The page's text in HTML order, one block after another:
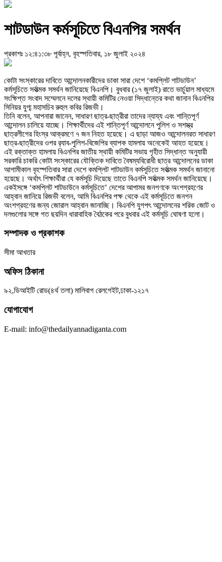
শাটডাউন কর্মসূচিতে বিএনপির সমর্থন
প্রকাশঃ ১২:৪১:৩৮ পূর্বাহ্ন, বৃহস্পতিবার, ১৮ জুলাই ২০২৪
কোটা সংস্কারের দাবিতে আন্দোলনকারীদের ডাকা সারা দেশে ‘কমপ্লিট শাটডাউন’
কর্মসূচিতে সর্বাত্মক সমর্থন জানিয়েছে বিএনপি। বুধবার (১৭ জুলাই) রাতে ভার্চুয়াল মাধ্যমে
সংক্ষিপ্ত সংবাদ সম্মেলনে দলের স্থায়ী কমিটির নেওয়া সিদ্ধান্তের কথা জানান বিএনপির
সিনিয়র যুগ্ম মহাসচিব রুহুল কবির রিজভী।
তিনি বলেন, আপনারা জানেন, সাধারণ ছাত্র-ছাত্রীরা তাদের ন্যায্য এবং শান্তিপূর্ণ
আন্দোলন চালিয়ে যাচ্ছে। শিক্ষার্থীদের এই শান্তিপূর্ণ আন্দোলনে পুলিশ ও সশস্ত্র
ছাত্রলীগের হিংস্র আক্রমণে ৭ জন নিহত হয়েছে। এ ছাড়া আজও আন্দোলনরত সাধারণ
ছাত্র-ছাত্রীদের ওপর র‌্যাব-পুলিশ-বিজেপির ব্যাপক হামলায় অনেকেই আহত হয়েছে।
এই রক্তাক্ত হামলায় বিএনপির জাতীয় স্থায়ী কমিটির সভায় গৃহীত সিদ্ধান্ত অনুযায়ী
সরকারি চাকরি কোটা সংস্কারের যৌক্তিক দাবিতে বৈষম্যবিরোধী ছাত্র আন্দোলনের ডাকা
আগামীকাল বৃহস্পতিবার সারা দেশে কমপ্লিট শাটডাউন কর্মসূচিতে সর্বাত্মক সমর্থন জানানো
হয়েছে। অর্থাৎ শিক্ষার্থীরা যে কর্মসূচি দিয়েছে তাতে বিএনপি সর্বাত্মক সমর্থন জানিয়েছে।
একইসঙ্গে ‘কমপ্লিট শাটডাউনে কর্মসূচিতে’ দেশের আপামর জনগণকে অংশগ্রহণের
আহ্বান জানিয়ে রিজভী বলেন, আমি বিএনপির পক্ষ থেকে এই কর্মসূচিতে জনগন
অংশগ্রহণের জন্য জোরাল আহ্বান জানাচ্ছি। বিএনপি যুগপৎ আন্দোলনের শরিক জোট ও
দলগুলোর সঙ্গে গত ছয়দিন ধারাবাহিক বৈঠকের পরে বুধবার এই কর্মসূচি ঘোষণা হলো।
সম্পাদক ও প্রকাশক
সীমা আখতার
অফিস ঠিকানা
৯২,ডিআইটি রোড(৪র্থ তলা) মালিবাগ রেলগেইট,ঢাকা-১২১৭
যোগাযোগ
E-mail: info@thedailyannadiganta.com